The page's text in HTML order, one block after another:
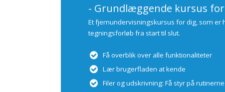
- Grundlæggende kursus
Et fjernundervisningskursus for dig, som
tegningsforløb fra start til slut.
Få overblik over alle funktionaliteter
Lær brugerfladen at kende
Filer og udskrivning: Få styr på rutinerne